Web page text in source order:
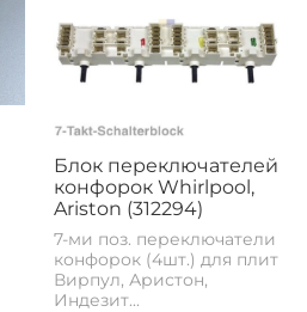
Блок переключателей
конфорок Whirlpool,
Ariston (312294)
7-ми поз. переключатели
конфорок (4шт.) для плит
Вирпул, Аристон,
Индезит...